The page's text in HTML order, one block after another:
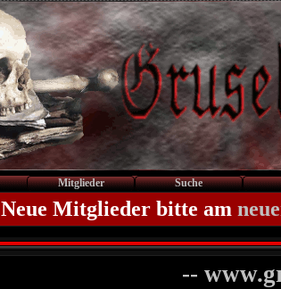
Mitglieder Suche
Neue Mitglieder bitte am
--